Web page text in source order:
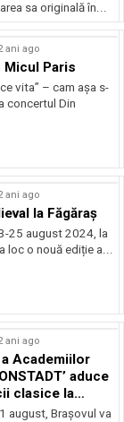
sa originală în...
ani ago
Micul Paris
vita” – cam așa s-
concertul Din
ani ago
la Făgăraș
25 august 2024, la
loc o nouă ediție a...
ani ago
a Academiilor
aduce
clasice la
august, Brașovul va